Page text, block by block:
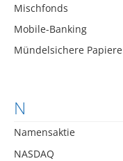
Mischfonds
Mobile-Banking
Mündelsichere Papiere
N
Namensaktie
NASDAQ